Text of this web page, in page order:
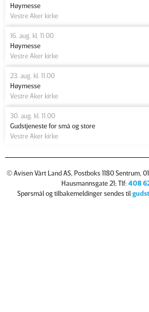
Høymesse
Vestre Aker kirke
16. aug. kl. 11.00
Høymesse
Vestre Aker kirke
23. aug. kl. 11.00
Høymesse
Vestre Aker kirke
30. aug. kl. 11.00
Gudstjeneste for små og store
Vestre Aker kirke
© Avisen Vårt Land AS, Postboks 1180 Sentrum,
Hausmannsgate 21; Tlf: 408
Spørsmål og tilbakemeldinger sendes til